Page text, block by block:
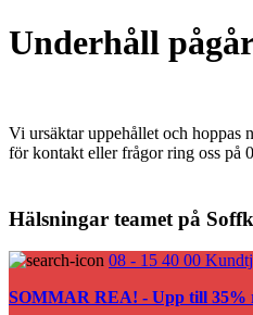
Underhåll
Vi ursäktar uppehållet och hoppas
för kontakt eller frågor ring oss på
Hälsningar teamet på
08 - 15 40 00
SOMMAR REA! - Upp till 35%